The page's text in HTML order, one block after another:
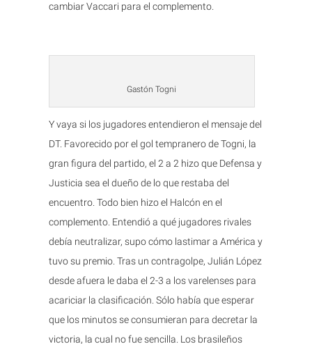
cambiar Vaccari para el complemento.
Gastón Togni
Y vaya si los jugadores entendieron el mensaje del
DT. Favorecido por el gol tempranero de Togni, la
gran figura del partido, el 2 a 2 hizo que Defensa y
Justicia sea el dueño de lo que restaba del
encuentro. Todo bien hizo el Halcón en el
complemento. Entendió a qué jugadores rivales
debía neutralizar, supo cómo lastimar a América y
tuvo su premio. Tras un contragolpe, Julián López
desde afuera le daba el 2-3 a los varelenses para
acariciar la clasificación. Sólo había que esperar
que los minutos se consumieran para decretar la
victoria, la cual no fue sencilla. Los brasileños